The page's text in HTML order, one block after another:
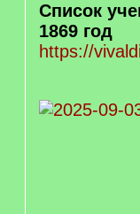
Список
1869 год
https://